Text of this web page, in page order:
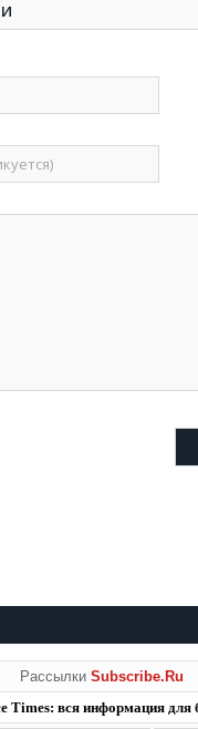
Рассылки Subscribe.Ru
Times: вся информация для